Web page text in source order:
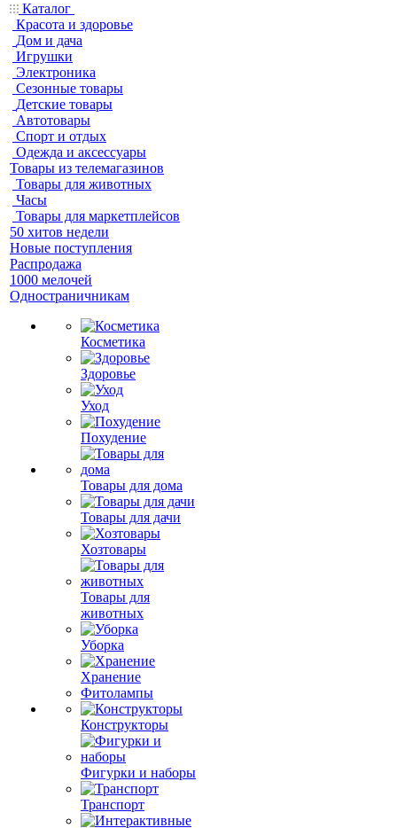
Каталог
Красота и здоровье
Дом и дача
Игрушки
Электроника
Сезонные товары
Детские товары
Автотовары
Спорт и отдых
Одежда и аксессуары
Товары из телемагазинов
Товары для животных
Часы
Товары для маркетплейсов
50 хитов недели
Новые поступления
Распродажа
1000 мелочей
Одностраничникам
Косметика
Здоровье
Уход
Похудение
Товары для дома
Товары для дачи
Хозтовары
Товары для
животных
Уборка
Хранение
Фитолампы
Конструкторы
Фигурки и наборы
Транспорт